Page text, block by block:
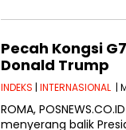
Pecah Kongsi
Donald Trump
INDEKS | INTERNASIONAL |
ROMA,
menyerang balik